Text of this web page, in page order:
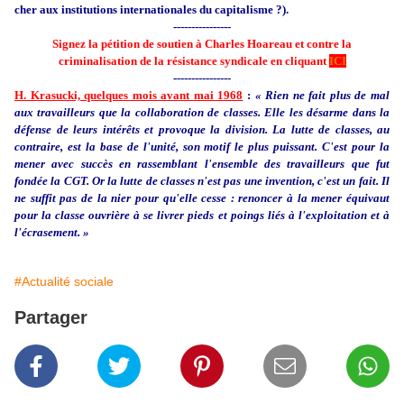
cher aux institutions internationales du capitalisme ?).
----------------
Signez la pétition de soutien à Charles Hoareau et contre la
criminalisation de la résistance syndicale en cliquantICI
----------------
H. Krasucki, quelques mois avant mai 1968 : « Rien ne fait plus de mal
aux travailleurs que la collaboration de classes. Elle les désarme dans la
défense de leurs intérêts et provoque la division. La lutte de classes, au
contraire, est la base de l'unité, son motif le plus puissant. C'est pour la
mener avec succès en rassemblant l'ensemble des travailleurs que fut
fondée la CGT. Or la lutte de classes n'est pas une invention, c'est un fait. Il
ne suffit pas de la nier pour qu'elle cesse : renoncer à la mener équivaut
pour la classe ouvrière à se livrer pieds et poings liés à l'exploitation et à
l'écrasement. »
#Actualité sociale
Partager